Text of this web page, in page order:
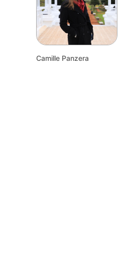
Camille Panzera